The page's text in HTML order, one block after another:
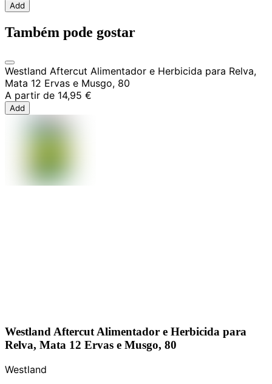
Add
Também pode gostar
Westland Aftercut Alimentador e Herbicida para Relva,
Mata 12 Ervas e Musgo, 80
A partir de 14,95 €
Add
Westland Aftercut Alimentador e Herbicida para
Relva, Mata 12 Ervas e Musgo, 80
Westland